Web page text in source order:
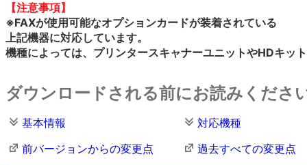
【注意事項】
※FAXが使用可能なオプションカードが装着されている
上記機器に対応しています。
機種によっては、プリンタースキャナーユニットやHDキッ
ダウンロードされる前にお読みくださ
基本情報
対応機種
前バージョンからの変更点
過去すべての変更点